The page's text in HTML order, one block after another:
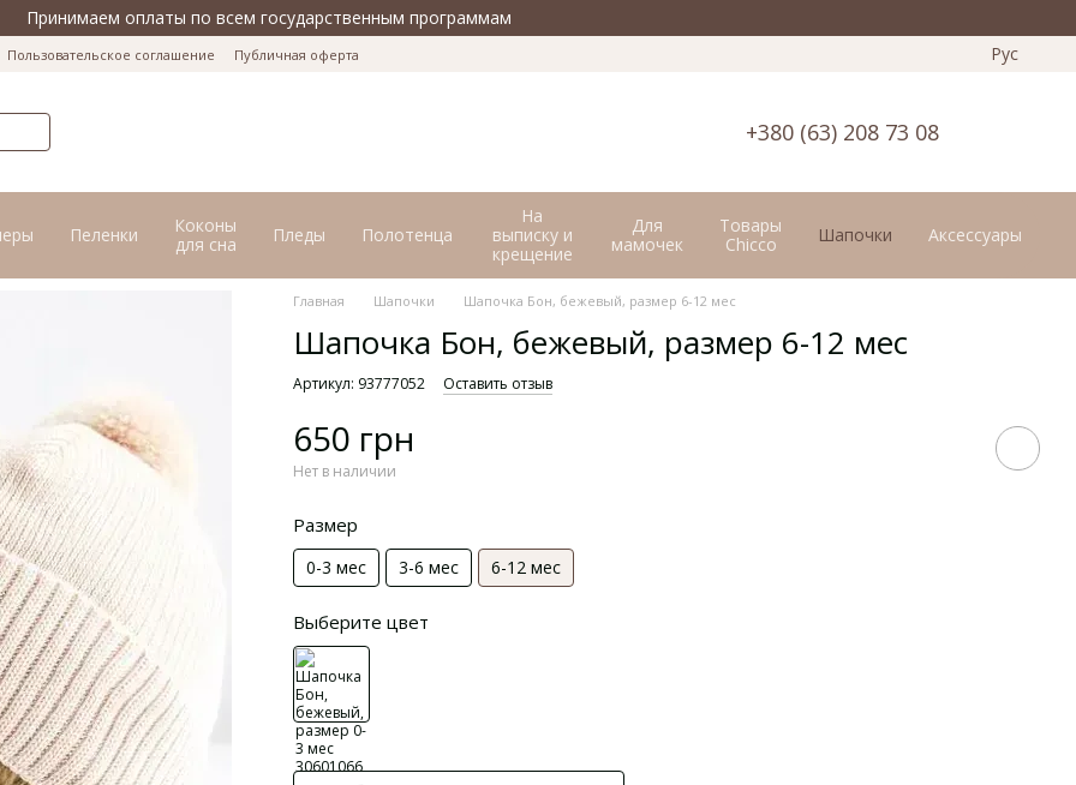
Принимаем оплаты по всем государственным программам
Пользовательское соглашение Публичная оферта Рус
+380 (63) 208 73 08
Пеленки
Коконы
для сна
Пледы Полотенца
На
выписку и
крещение
Для
мамочек
Товары
Chicco
Шапочки Аксессуары
Главная Шапочки Шапочка Бон, бежевый, размер 6-12 мес
Шапочка Бон, бежевый, размер 6-12 мес
Артикул: 93777052 Оставить отзыв
650 грн
Нет в наличии
Размер
0-3 мес 3-6 мес 6-12 мес
Выберите цвет